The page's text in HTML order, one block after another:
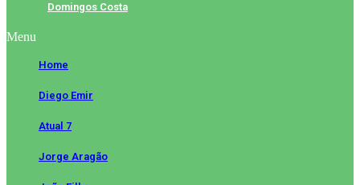
Domingos Costa
Menu
Home
Diego Emir
Atual 7
Jorge Aragão